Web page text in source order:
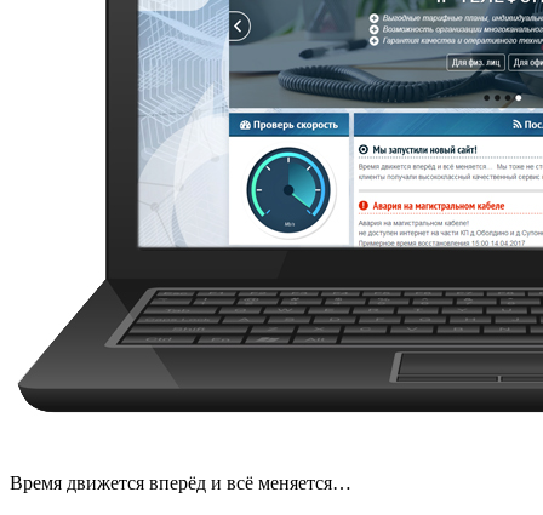
Время движется вперёд и всё меняется…